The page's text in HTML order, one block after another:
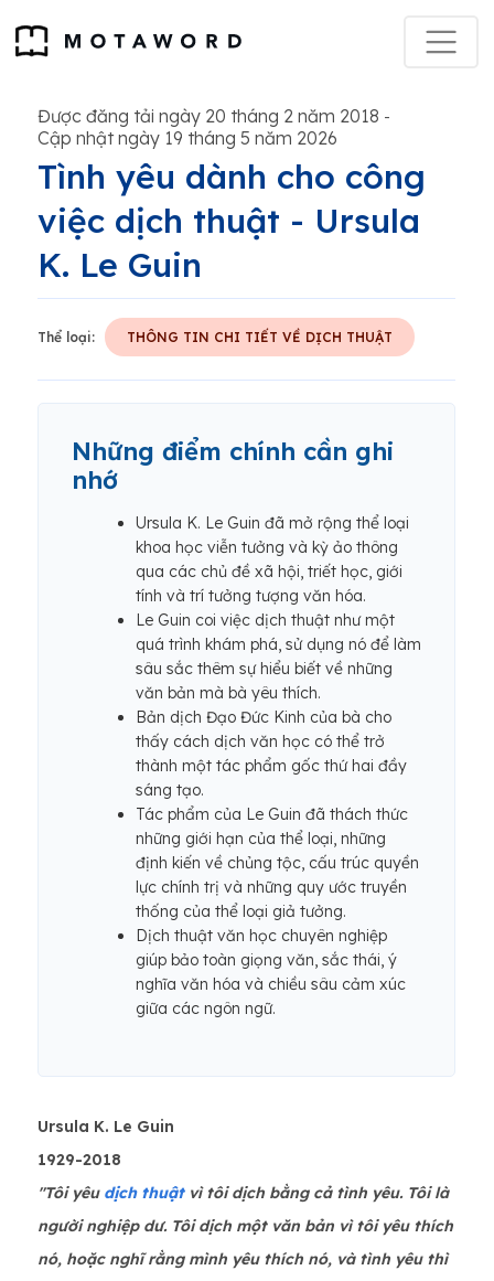
Được đăng tải ngày 20 tháng 2 năm 2018 -
Cập nhật ngày 19 tháng 5 năm 2026
Tình yêu dành cho công
việc dịch thuật - Ursula
K. Le Guin
Thể loại: THÔNG TIN CHI TIẾT VỀ DỊCH THUẬT
Những điểm chính cần ghi
nhớ
Ursula K. Le Guin đã mở rộng thể loại
khoa học viễn tưởng và kỳ ảo thông
qua các chủ đề xã hội, triết học, giới
tính và trí tưởng tượng văn hóa.
Le Guin coi việc dịch thuật như một
quá trình khám phá, sử dụng nó để làm
sâu sắc thêm sự hiểu biết về những
văn bản mà bà yêu thích.
Bản dịch Đạo Đức Kinh của bà cho
thấy cách dịch văn học có thể trở
thành một tác phẩm gốc thứ hai đầy
sáng tạo.
Tác phẩm của Le Guin đã thách thức
những giới hạn của thể loại, những
định kiến ​​về chủng tộc, cấu trúc quyền
lực chính trị và những quy ước truyền
thống của thể loại giả tưởng.
Dịch thuật văn học chuyên nghiệp
giúp bảo toàn giọng văn, sắc thái, ý
nghĩa văn hóa và chiều sâu cảm xúc
giữa các ngôn ngữ.
Ursula K. Le Guin
1929-2018
"Tôi yêu dịch thuậtvì tôi dịch bằng cả tình yêu. Tôi là
người nghiệp dư. Tôi dịch một văn bản vì tôi yêu thích
nó, hoặc nghĩ rằng mình yêu thích nó, và tình yêu thì